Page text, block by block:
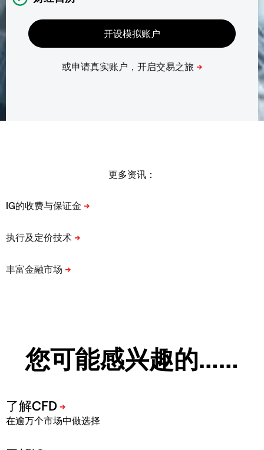
更多资讯：
您可能感兴趣的……
在逾万个市场中做选择